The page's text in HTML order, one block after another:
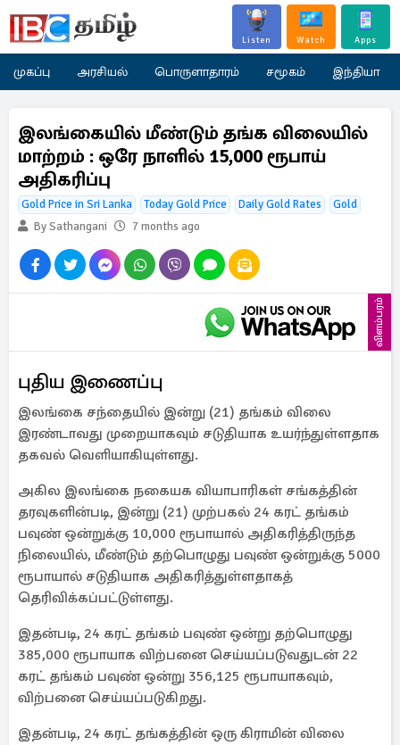
Listen Watch Apps
முகப்பு அரசியல் பொருளாதாரம் சமூகம் இந்தியா
இலங்கையில் மீண்டும் தங்க விலையில்
மாற்றம் : ஒரே நாளில் 15,000 ரூபாய்
அதிகரிப்பு
Gold Price in Sri Lanka Today Gold Price Daily Gold Rates
Gold
By Sathangani
7 months ago
விளம்பரம்
புதிய இணைப்பு
இலங்கை சந்தையில் இன்று (21) தங்கம் விலை
இரண்டாவது முறையாகவும் சடுதியாக உயர்ந்துள்ளதாக
தகவல் வெளியாகியுள்ளது.
அகில இலங்கை நகையக வியாபாரிகள் சங்கத்தின்
தரவுகளின்படி, இன்று (21) முற்பகல் 24 கரட் தங்கம்
பவுண் ஒன்றுக்கு 10,000 ரூபாயால் அதிகரித்திருந்த
நிலையில், மீண்டும் தற்பொழுது பவுண் ஒன்றுக்கு 5000
ரூபாயால் சடுதியாக அதிகரித்துள்ளதாகத்
தெரிவிக்கப்பட்டுள்ளது.
இதன்படி, 24 கரட் தங்கம் பவுண் ஒன்று தற்பொழுது
385,000 ரூபாயாக விற்பனை செய்யப்படுவதுடன் 22
கரட் தங்கம் பவுண் ஒன்று 356,125 ரூபாயாகவும்,
விற்பனை செய்யப்படுகிறது.
இதன்படி, 24 கரட் தங்கத்தின் ஒரு கிராமின் விலை